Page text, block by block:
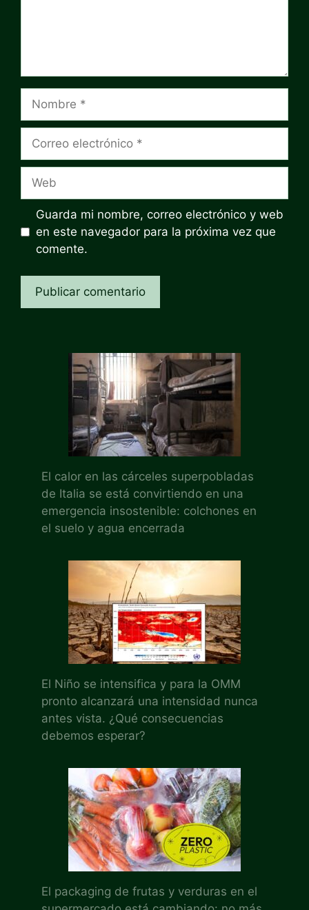
Nombre
Correo
Web
Guarda mi nombre, correo electrónico y web
en este navegador para la próxima vez que
comente.
El calor en las cárceles superpobladas
de Italia se está convirtiendo en una
emergencia insostenible: colchones en
el suelo y agua encerrada
El Niño se intensifica y para la OMM
pronto alcanzará una intensidad nunca
antes vista. ¿Qué consecuencias
debemos esperar?
El packaging de frutas y verduras en el